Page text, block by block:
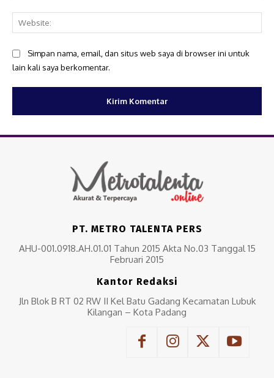
Simpan nama, email, dan situs web saya di browser ini untuk
lain kali saya berkomentar.
PT. METRO TALENTA PERS
AHU-001.0918.AH.01.01 Tahun 2015 Akta No.03 Tanggal 15
Februari 2015
Kantor Redaksi
Jln Blok B RT 02 RW II Kel Batu Gadang Kecamatan Lubuk
Kilangan – Kota Padang